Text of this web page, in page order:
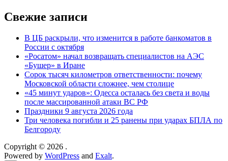
Свежие записи
В ЦБ раскрыли, что изменится в работе банкоматов в
России с октября
«Росатом» начал возвращать специалистов на АЭС
«Бушер» в Иране
Сорок тысяч километров ответственности: почему
Московской области сложнее, чем столице
«45 минут ударов»: Одесса осталась без света и воды
после массированной атаки ВС РФ
Праздники 9 августа 2026 года
Три человека погибли и 25 ранены при ударах БПЛА по
Белгороду
Copyright © 2026 .
Powered by WordPress and Exalt.